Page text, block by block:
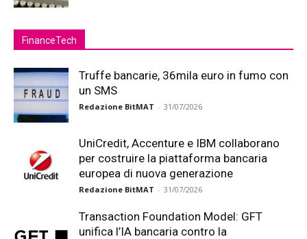
FinanceTech
Truffe bancarie, 36mila euro in fumo con
un SMS
Redazione BitMAT - 31/07/2026
UniCredit, Accenture e IBM collaborano
per costruire la piattaforma bancaria
europea di nuova generazione
Redazione BitMAT - 31/07/2026
Transaction Foundation Model: GFT
unifica l’IA bancaria contro la